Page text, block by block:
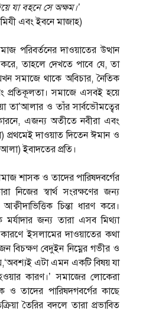
যা বহনে সে অক্ষম।’
এবং ইবনে মাজাহ)
পরিবর্তনের দাওয়াতের উত্থান
তাহলে দেখতে পাবে যে, তা
সমাজে থাকে অবিচার, নৈতিক
প্রতিকূলতা। সমাজে এসবই হয়ে
তা’আলার ও তাঁর সার্বভৌমত্বের
এজন্য অতীতে নবীরা এবং
প্রথমেই দাওয়াত দিতেন ঈমান ও
ইবাদতের প্রতি।
শাসক ও তাদের পারিষদবর্গের
নিজের স্বার্থ সংরক্ষণের জন্য
চিন্তা ধারণ করে।
মর্যাদার জন্য তারা এসব মিথ্যা
ইসলামের দাওয়াতের কথা
বিচক্ষণ বেদুইন নিম্নের গভীর ও
এটা এমন একটি বিষয় যা
কারণ।’ সমাজের লোকেরা
ও তাদের পারিষদগবর্গের কাছে
তৈরির বদলে তারা প্রভাবিত